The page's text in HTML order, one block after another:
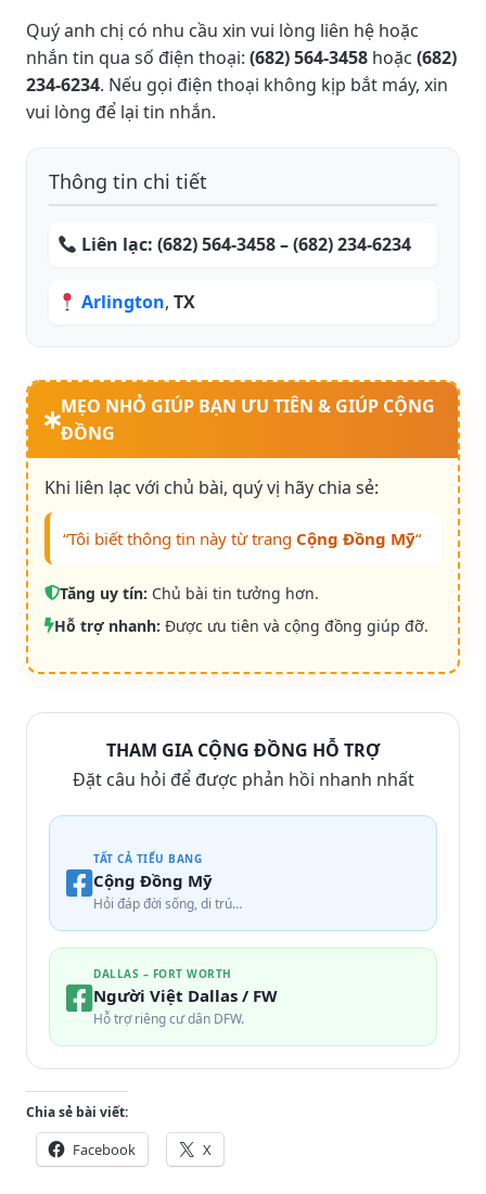
Quý anh chị có nhu cầu xin vui lòng liên hệ hoặc
nhắn tin qua số điện thoại: (682) 564-3458 hoặc (682)
234-6234. Nếu gọi điện thoại không kịp bắt máy, xin
vui lòng để lại tin nhắn.
Thông tin chi tiết
Liên lạc:(682) 564-3458 – (682) 234-6234
Arlington,TX
MẸO NHỎ GIÚP BẠN ƯU TIÊN & GIÚP CỘNG
ĐỒNG
Khi liên lạc với chủ bài, quý vị hãy chia sẻ:
“Tôi biết thông tin này từ trang Cộng Đồng Mỹ“
Tăng uy tín: Chủ bài tin tưởng hơn.
Hỗ trợ nhanh: Được ưu tiên và cộng đồng giúp đỡ.
THAM GIA CỘNG ĐỒNG HỖ TRỢ
Đặt câu hỏi để được phản hồi nhanh nhất
TẤT CẢ TIỂU BANG
Cộng Đồng Mỹ
Hỏi đáp đời sống, di trú…
DALLAS – FORT WORTH
Người Việt Dallas / FW
Hỗ trợ riêng cư dân DFW.
Chia sẻ bài viết:
Facebook X